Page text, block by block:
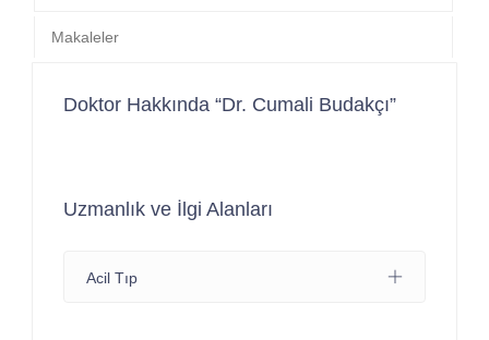
Makaleler
Doktor Hakkında “Dr. Cumali Budakçı”
Uzmanlık ve İlgi Alanları
Acil Tıp